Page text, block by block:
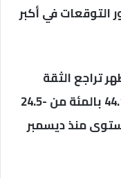
التوقعات في أكبر
تراجع الثقة
الاقتصادية بين المستثمرين إلى -44.1 بالمئة من -24.5
منذ ديسمبر